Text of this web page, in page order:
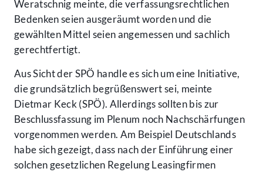
Weratschnig meinte, die verfassungsrechtlichen
Bedenken seien ausgeräumt worden und die
gewählten Mittel seien angemessen und sachlich
gerechtfertigt.
Aus Sicht der SPÖ handle es sich um eine Initiative,
die grundsätzlich begrüßenswert sei, meinte
Dietmar Keck (SPÖ). Allerdings sollten bis zur
Beschlussfassung im Plenum noch Nachschärfungen
vorgenommen werden. Am Beispiel Deutschlands
habe sich gezeigt, dass nach der Einführung einer
solchen gesetzlichen Regelung Leasingfirmen